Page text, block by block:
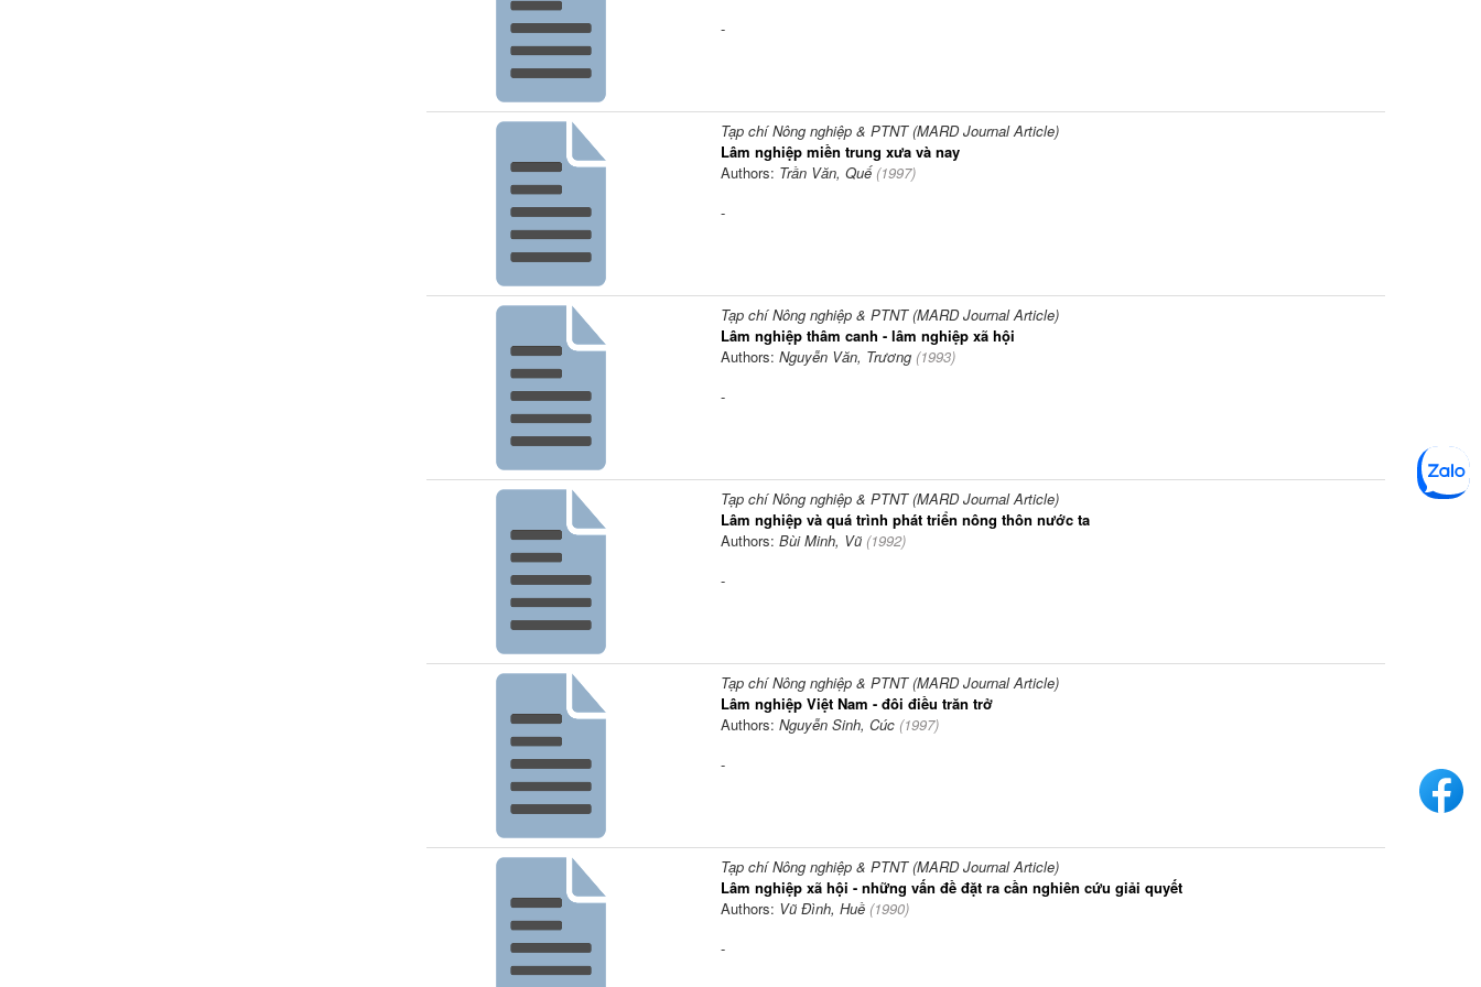
-
Tạp chí Nông nghiệp & PTNT (MARD Journal Article)
Lâm nghiệp miền trung xưa và nay
Authors: Trần Văn, Quế(1997)
-
Tạp chí Nông nghiệp & PTNT (MARD Journal Article)
Lâm nghiệp thâm canh - lâm nghiệp xã hội
Authors: Nguyễn Văn, Trương(1993)
-
Tạp chí Nông nghiệp & PTNT (MARD Journal Article)
Lâm nghiệp và quá trình phát triển nông thôn nước ta
Authors: Bùi Minh, Vũ(1992)
-
Tạp chí Nông nghiệp & PTNT (MARD Journal Article)
Lâm nghiệp Việt Nam - đôi điều trăn trở
Authors: Nguyễn Sinh, Cúc(1997)
-
Tạp chí Nông nghiệp & PTNT (MARD Journal Article)
Lâm nghiệp xã hội - những vấn đề đặt ra cần nghiên cứu giải quyết
Authors: Vũ Đình, Huề(1990)
-